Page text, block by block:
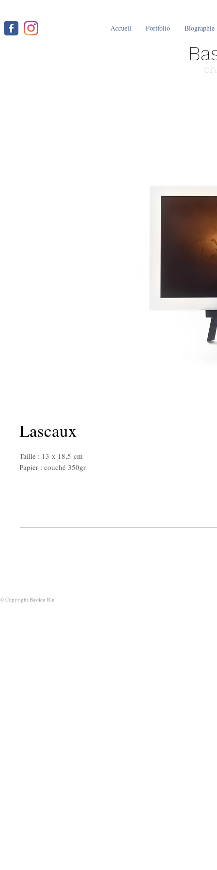
Accueil Portfolio Biographie
Lascaux
Taille : 13 x 18,5 cm
Papier : couché 350gr
© Copyright Bastien Riu